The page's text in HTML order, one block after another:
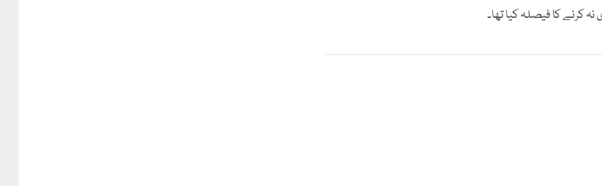
کرنے کا فیصلہ کیا تھا۔